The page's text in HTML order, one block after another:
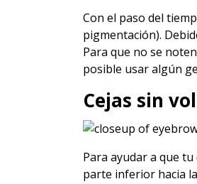
Con el paso del
pigmentación).
Para que no se noten
posible usar algún
Cejas sin
Para ayudar a que
parte inferior hacia